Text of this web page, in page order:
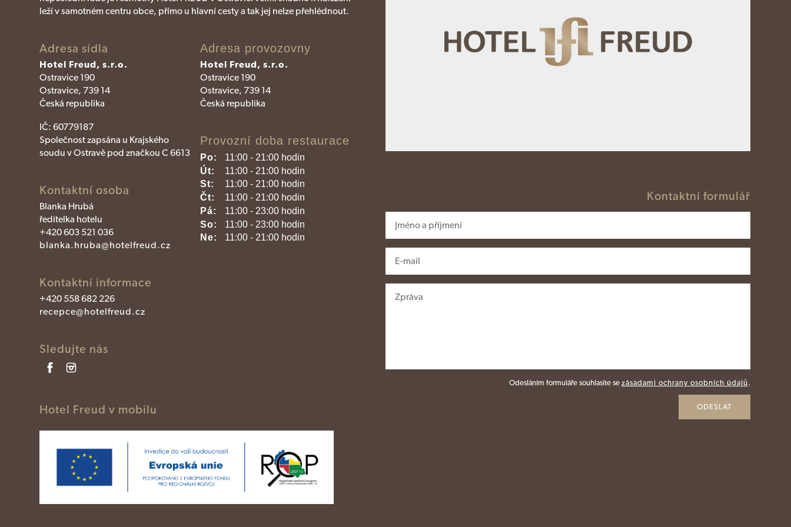
leží v samotném centru obce, přímo u hlavní cesty a tak jej nelze přehlédnout.
Adresa sídla
Hotel Freud, s.r.o.
Ostravice 190
Ostravice, 739 14
Česká republika
IČ: 60779187
Společnost zapsána u Krajského
soudu v Ostravě pod značkou C 6613
Kontaktní osoba
Blanka Hrubá
ředitelka hotelu
+420 603 521 036
blanka.hruba@hotelfreud.cz
Kontaktní informace
+420 558 682 226
recepce@hotelfreud.cz
Sledujte nás
Hotel Freud v mobilu
Adresa provozovny
Hotel Freud, s.r.o.
Ostravice 190
Ostravice, 739 14
Česká republika
Provozní doba restaurace
Po:
11:00 - 21:00 hodin
Út:
11:00 - 21:00 hodin
St:
11:00 - 21:00 hodin
Čt:
11:00 - 21:00 hodin
Pá:
11:00 - 23:00 hodin
So:
11:00 - 23:00 hodin
Ne:
11:00 - 21:00 hodin
Kontaktní formulář
Odesláním formuláře souhlasíte se zásadami ochrany osobních údajů .